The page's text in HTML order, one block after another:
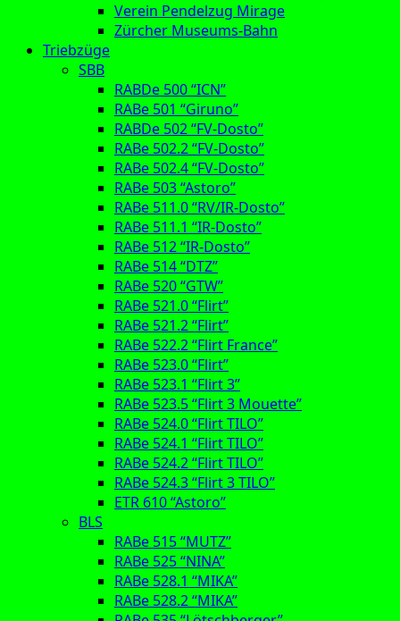
Verein Pendelzug Mirage
Zürcher Museums-Bahn
Triebzüge
SBB
RABDe 500 “ICN”
RABe 501 “Giruno”
RABDe 502 “FV-Dosto”
RABe 502.2 “FV-Dosto”
RABe 502.4 “FV-Dosto”
RABe 503 “Astoro”
RABe 511.0 “RV/IR-Dosto”
RABe 511.1 “IR-Dosto”
RABe 512 “IR-Dosto”
RABe 514 “DTZ”
RABe 520 “GTW”
RABe 521.0 “Flirt”
RABe 521.2 “Flirt”
RABe 522.2 “Flirt France”
RABe 523.0 “Flirt”
RABe 523.1 “Flirt 3”
RABe 523.5 “Flirt 3 Mouette”
RABe 524.0 “Flirt TILO”
RABe 524.1 “Flirt TILO”
RABe 524.2 “Flirt TILO”
RABe 524.3 “Flirt 3 TILO”
ETR 610 “Astoro”
BLS
RABe 515 “MUTZ”
RABe 525 “NINA”
RABe 528.1 “MIKA”
RABe 528.2 “MIKA”